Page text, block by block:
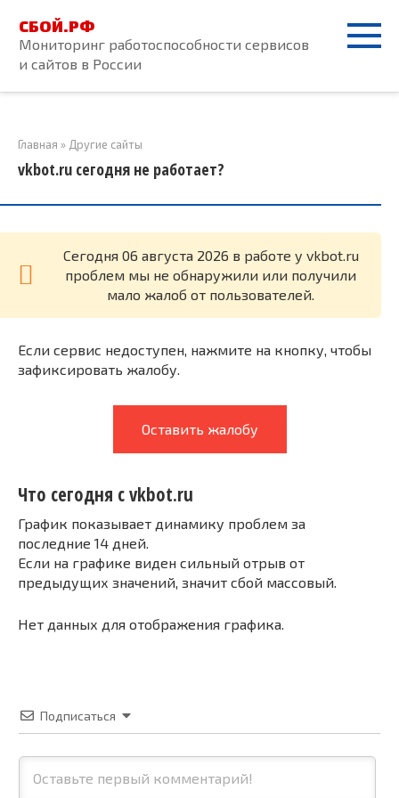
контенту
СБОЙ.РФ
Мониторинг работоспособности сервисов
и сайтов в России
Главная » Другие сайты
vkbot.ru сегодня не работает?
Cегодня 06 августа 2026 в работе у vkbot.ru
проблем мы не обнаружили или получили
мало жалоб от пользователей.
Если сервис недоступен, нажмите на кнопку, чтобы
зафиксировать жалобу.
Оставить жалобу
Что сегодня с vkbot.ru
График показывает динамику проблем за
последние 14 дней.
Если на графике виден сильный отрыв от
предыдущих значений, значит сбой массовый.
Нет данных для отображения графика.
Подписаться